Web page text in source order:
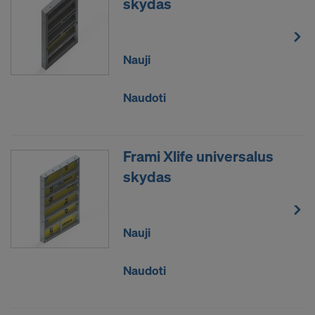
Nauji
Naudoti
Frami Xlife universalus
skydas
Nauji
Naudoti
arba per sąsają šiems partneriams Jungtinėse
Amerikos Valstijose.
Norėtume jus informuoti, kad 2020 m. Liepos 16 d.
Nutarimas (Europos Sąjungos Teisingumo Teismo
sprendimas byloje C-311/18, „Schrems II“) panaikina
Valstijas. Todėl kaip trečioji šalis Jungtinės
Amerikos Valstijos nesiūlo tinkamo duomenų
apsaugos lygio.
Jums, kaip vartotojui yra rizika, kad asmens
duomenys bus perduodami subjektui
Asmens duomenys, kuriuos mes perduodame į
Jungtines Amerikos Valstijas, visų pirma yra IP